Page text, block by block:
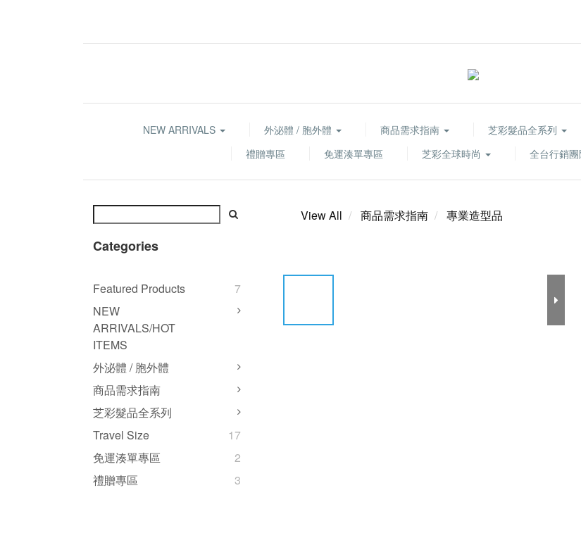
NEW ARRIVALS 外泌體 / 胞外體 商品需求指南 芝彩髮品全系列
禮贈專區
免運湊單專區 芝彩全球時尚 全台行銷
Categories
Featured Products
7
NEW
ARRIVALS/HOT
ITEMS
外泌體 / 胞外體
商品需求指南
芝彩髮品全系列
Travel Size
17
免運湊單專區
2
禮贈專區
3
View All 商品需求指南 專業造型品